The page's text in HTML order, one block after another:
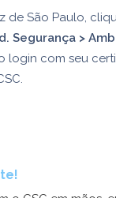
de São Paulo,
Segurança >
login com seu